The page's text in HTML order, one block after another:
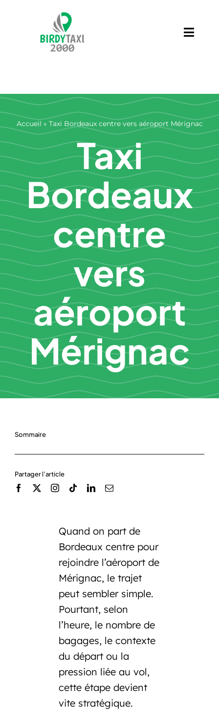
Contact
Blog
Accueil » Taxi Bordeaux centre vers aéroport Mérignac
Taxi
Bordeaux
centre
vers
aéroport
Mérignac
Sommaire
Partager l’article
Quand on part de
Bordeaux centre pour
rejoindre l’aéroport de
Mérignac, le trajet
peut sembler simple.
Pourtant, selon
l’heure, le nombre de
bagages, le contexte
du départ ou la
pression liée au vol,
cette étape devient
vite stratégique.